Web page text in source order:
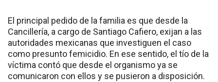
El principal pedido de la familia es que desde la
Cancillería, a cargo de Santiago Cafiero, exijan a las
autoridades mexicanas que investiguen el caso
como presunto femicidio. En ese sentido, el tío de la
víctima contó que desde el organismo ya se
comunicaron con ellos y se pusieron a disposición.